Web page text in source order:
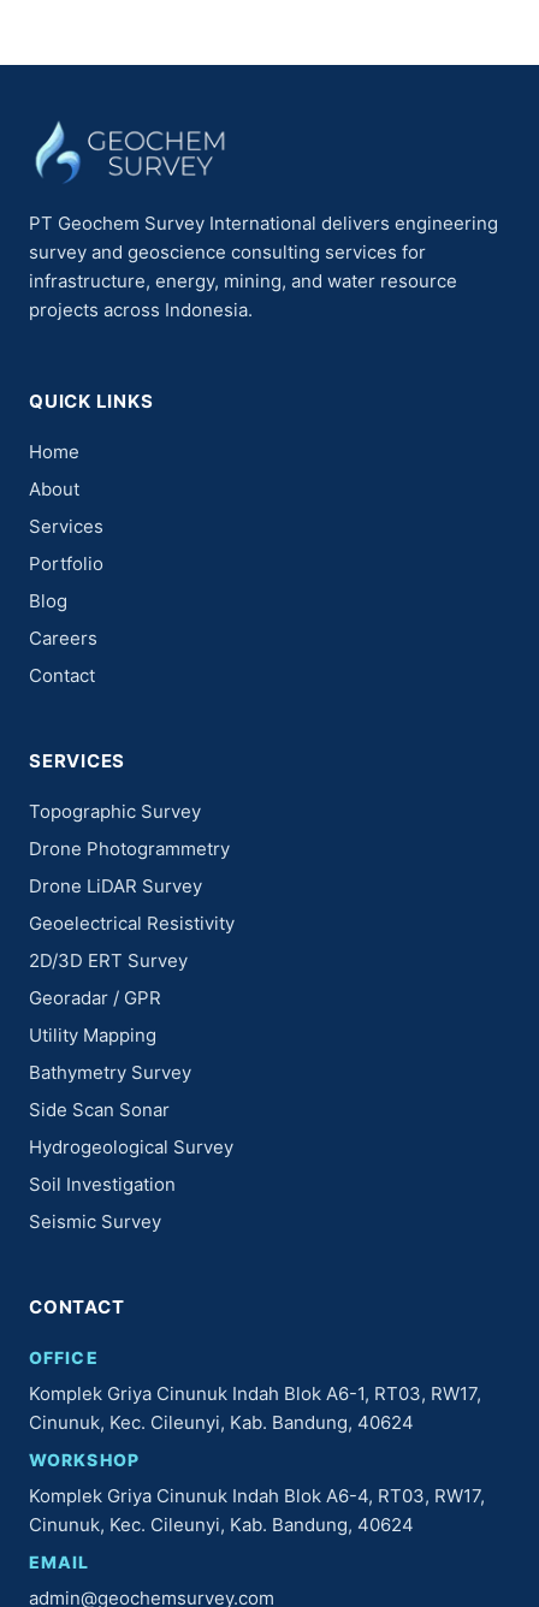
PT Geochem Survey International delivers engineering
survey and geoscience consulting services for
infrastructure, energy, mining, and water resource
projects across Indonesia.
QUICK LINKS
Home
About
Services
Portfolio
Blog
Careers
Contact
SERVICES
Topographic Survey
Drone Photogrammetry
Drone LiDAR Survey
Geoelectrical Resistivity
2D/3D ERT Survey
Georadar / GPR
Utility Mapping
Bathymetry Survey
Side Scan Sonar
Hydrogeological Survey
Soil Investigation
Seismic Survey
CONTACT
OFFICE
Komplek Griya Cinunuk Indah Blok A6-1, RT03, RW17,
Cinunuk, Kec. Cileunyi, Kab. Bandung, 40624
WORKSHOP
Komplek Griya Cinunuk Indah Blok A6-4, RT03, RW17,
Cinunuk, Kec. Cileunyi, Kab. Bandung, 40624
EMAIL
admin@geochemsurvey.com